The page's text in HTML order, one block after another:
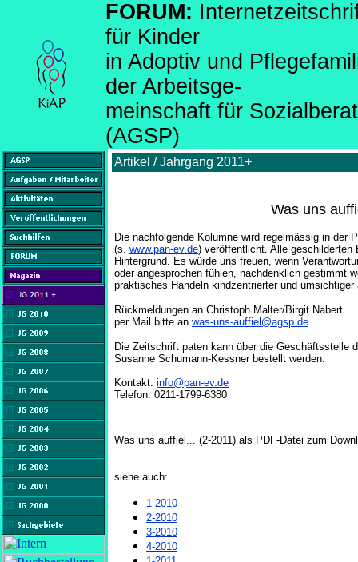
FORUM:
für Kinder
in Adoptiv und
der Arbeitsge-
meinschaft für
(AGSP)
Artikel / Jahrgang 2011+
Was uns
Die nachfolgende Kolumne wird regelmässig in der
(s. www.pan-ev.de) veröffentlicht. Alle geschilderten
Hintergrund. Es würde uns freuen, wenn
oder angesprochen fühlen, nachdenklich gestimmt
praktisches Handeln kindzentrierter und umsichtiger
Rückmeldungen an Christoph Malter/Birgit Nabert
per Mail bitte an was-uns-auffiel@agsp.de
Die Zeitschrift paten kann über die Geschäftsstelle
Susanne Schumann-Kessner bestellt werden.
Kontakt: info@pan-ev.de
Telefon: 0211-1799-6380
Was uns auffiel... (2-2011) als PDF-Datei zum
siehe auch:
1-2010
2-2010
3-2010
4-2010